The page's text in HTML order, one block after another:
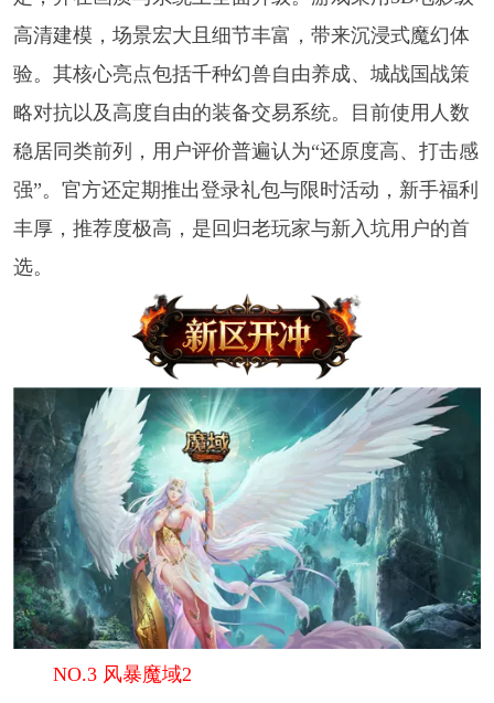
高清建模，场景宏大且细节丰富，带来沉浸式魔幻体
验。其核心亮点包括千种幻兽自由养成、城战国战策
略对抗以及高度自由的装备交易系统。目前使用人数
稳居同类前列，用户评价普遍认为“还原度高、打击感
强”。官方还定期推出登录礼包与限时活动，新手福利
丰厚，推荐度极高，是回归老玩家与新入坑用户的首
选。
NO.3 风暴魔域2